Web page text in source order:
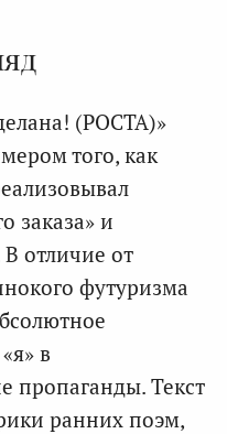
(РОСТА)»
того, как
заказа» и
В отличие от
футуризма
в
пропаганды. Текст
ранних поэм,